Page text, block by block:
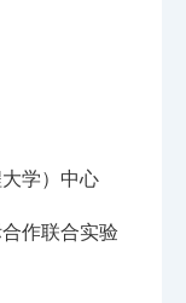
学）中心
作联合实验